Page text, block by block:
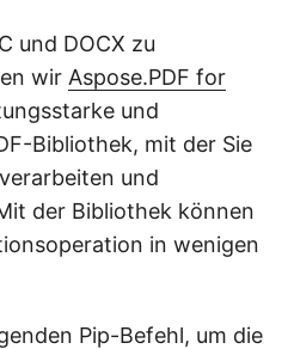
und DOCX zu
wir Aspose.PDF for
und
Bibliothek, mit der Sie
und
der Bibliothek können
in wenigen
Pip-Befehl, um die